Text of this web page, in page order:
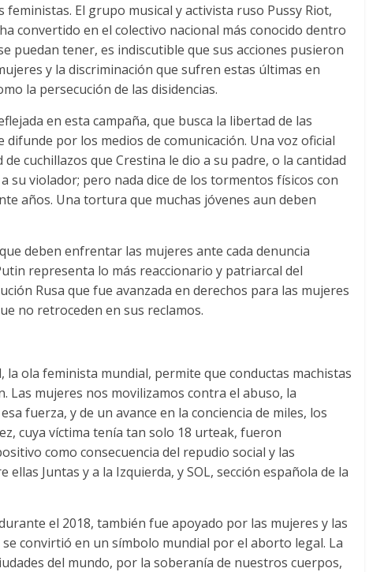
feministas. El grupo musical y activista ruso Pussy Riot,
convertido en el colectivo nacional más conocido dentro
puedan tener, es indiscutible que sus acciones pusieron
y la discriminación que sufren estas últimas en
la persecución de las disidencias.
en esta campaña, que busca la libertad de las
difunde por los medios de comunicación. Una voz oficial
cuchillazos que Crestina le dio a su padre, o la cantidad
su violador; pero nada dice de los tormentos físicos con
años. Una tortura que muchas jóvenes aun deben
deben enfrentar las mujeres ante cada denuncia
representa lo más reaccionario y patriarcal del
Rusa que fue avanzada en derechos para las mujeres
no retroceden en sus reclamos.
, la ola feminista mundial, permite que conductas machistas
. Las mujeres nos movilizamos contra el abuso, la
fuerza, y de un avance en la conciencia de miles, los
cuya víctima tenía tan solo 18 urteak, fueron
como consecuencia del repudio social y las
ellas Juntas y a la Izquierda, y SOL, sección española de la
el 2018, también fue apoyado por las mujeres y las
se convirtió en un símbolo mundial por el aborto legal. La
del mundo, por la soberanía de nuestros cuerpos,